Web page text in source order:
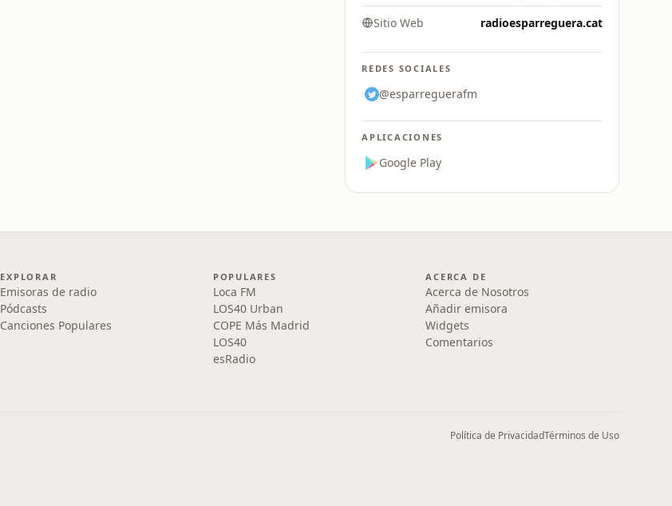
Sitio Web radioesparreguera.cat
REDES SOCIALES
@esparreguerafm
APLICACIONES
Google Play
EXPLORAR
Emisoras de radio
Pódcasts
Canciones Populares
POPULARES
Loca FM
LOS40 Urban
COPE Más Madrid
LOS40
esRadio
ACERCA DE
Acerca de Nosotros
Añadir emisora
Widgets
Comentarios
Política de PrivacidadTérminos de Uso